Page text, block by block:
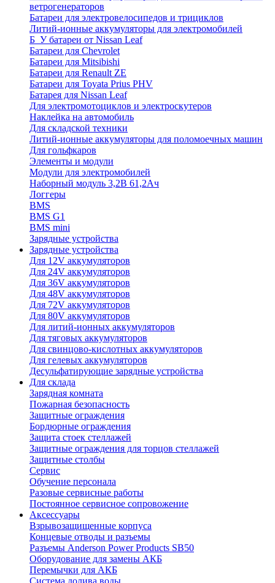
ветрогенераторов
Батареи для электровелосипедов и трициклов
Литий-ионные аккумуляторы для электромобилей
Б_У батареи от Nissan Leaf
Батареи для Chevrolet
Батареи для Mitsibishi
Батареи для Renault ZE
Батареи для Toyata Prius PHV
Батарея для Nissan Leaf
Для электромотоциклов и электроскутеров
Наклейка на автомобиль
Для складской техники
Литий-ионные аккумуляторы для поломоечных машин
Для гольфкаров
Элементы и модули
Модули для электромобилей
Наборный модуль 3,2В 61,2Ач
Логгеры
BMS
BMS G1
BMS mini
Зарядные устройства
Зарядные устройства
Для 12V аккумуляторов
Для 24V аккумуляторов
Для 36V аккумуляторов
Для 48V аккумуляторов
Для 72V аккумуляторов
Для 80V аккумуляторов
Для литий-ионных аккумуляторов
Для тяговых аккумуляторов
Для свинцово-кислотных аккумуляторов
Для гелевых аккумуляторов
Десульфатирующие зарядные устройства
Для склада
Зарядная комната
Пожарная безопасность
Защитные ограждения
Бордюрные ограждения
Защита стоек стеллажей
Защитные ограждения для торцов стеллажей
Защитные столбы
Сервис
Обучение персонала
Разовые сервисные работы
Постоянное сервисное сопровожение
Аксессуары
Взрывозащищенные корпуса
Концевые отводы и разъемы
Разъемы Anderson Power Products SB50
Оборудование для замены АКБ
Перемычки для АКБ
Система долива воды